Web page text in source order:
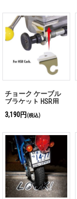
チョーク ケーブル
ブラケット HSR用
3,190円 (税込)